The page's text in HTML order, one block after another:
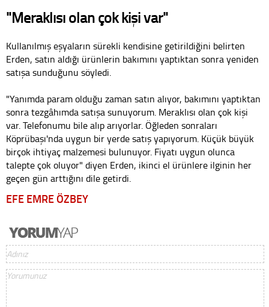
"Meraklısı olan çok kişi var"
Kullanılmış eşyaların sürekli kendisine getirildiğini belirten
Erden, satın aldığı ürünlerin bakımını yaptıktan sonra yeniden
satışa sunduğunu söyledi.
"Yanımda param olduğu zaman satın alıyor, bakımını yaptıktan
sonra tezgâhımda satışa sunuyorum. Meraklısı olan çok kişi
var. Telefonumu bile alıp arıyorlar. Öğleden sonraları
Köprübaşı'nda uygun bir yerde satış yapıyorum. Küçük büyük
birçok ihtiyaç malzemesi bulunuyor. Fiyatı uygun olunca
talepte çok oluyor" diyen Erden, ikinci el ürünlere ilginin her
geçen gün arttığını dile getirdi.
EFE EMRE ÖZBEY